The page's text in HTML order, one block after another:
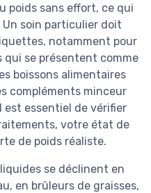
poids sans effort, ce qui
soin particulier doit
notamment pour
qui se présentent comme
boissons alimentaires
compléments minceur
essentiel de vérifier
votre état de
de poids réaliste.
se déclinent en
en brûleurs de graisses,